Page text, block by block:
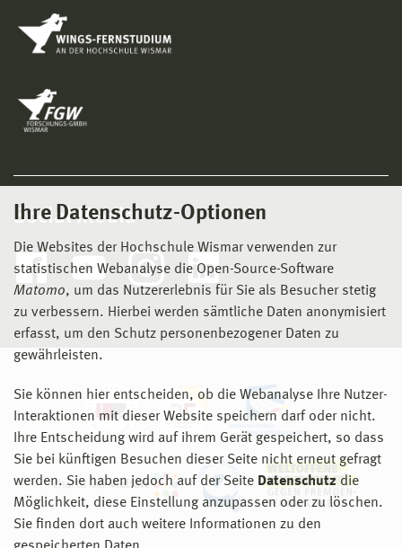
Ihre Datenschutz-Optionen
Die Websites der Hochschule Wismar verwenden zur
statistischen Webanalyse die Open-Source-Software
Matomo, um das Nutzererlebnis für Sie als Besucher stetig
zu verbessern. Hierbei werden sämtliche Daten anonymisiert
erfasst, um den Schutz personenbezogener Daten zu
gewährleisten.
Sie können hier entscheiden, ob die Webanalyse Ihre Nutzer-
Interaktionen mit dieser Website speichern darf oder nicht.
Ihre Entscheidung wird auf ihrem Gerät gespeichert, so dass
Sie bei künftigen Besuchen dieser Seite nicht erneut gefragt
werden. Sie haben jedoch auf der Seite Datenschutz die
Möglichkeit, diese Einstellung anzupassen oder zu löschen.
Sie finden dort auch weitere Informationen zu den
Social Media